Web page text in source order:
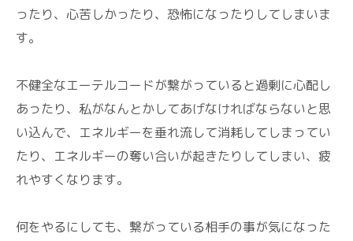
ったり、心苦しかったり、恐怖になったりしてしまいま
す。
不健全なエーテルコードが繋がっていると過剰に心配し
あったり、私がなんとかしてあげなければならないと思
い込んで、エネルギーを垂れ流して消耗してしまってい
たり、エネルギーの奪い合いが起きたりしてしまい、疲
れやすくなります。
何をやるにしても、繋がっている相手の事が気になった